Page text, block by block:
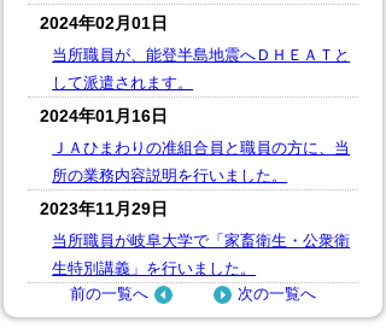
2024年02月01日
当所職員が、能登半島地震へＤＨＥＡＴと
して派遣されます。
2024年01月16日
ＪＡひまわりの准組合員と職員の方に、当
所の業務内容説明を行いました。
2023年11月29日
当所職員が岐阜大学で「家畜衛生・公衆衛
生特別講義」を行いました。
前の一覧へ
次の一覧へ